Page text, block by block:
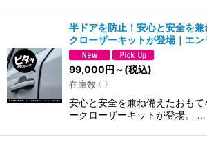
半ドアを防止！安心と安全を
クローザーキットが登場｜エン
99,000円 ～(税込)
在庫数 〇
安心と安全を兼ね備えたおも
ークローザーキットが登場。 …